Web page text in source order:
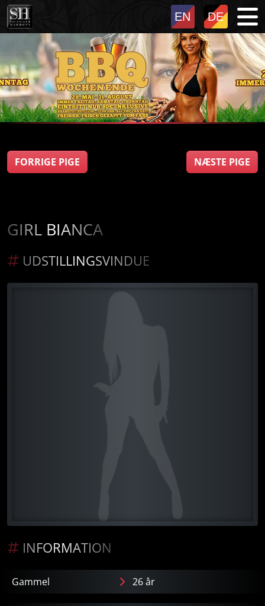
FORRIGE PIGE NÆSTE PIGE
GIRL BIANCA
UDSTILLINGSVINDUE
INFORMATION
Gammel 26 år